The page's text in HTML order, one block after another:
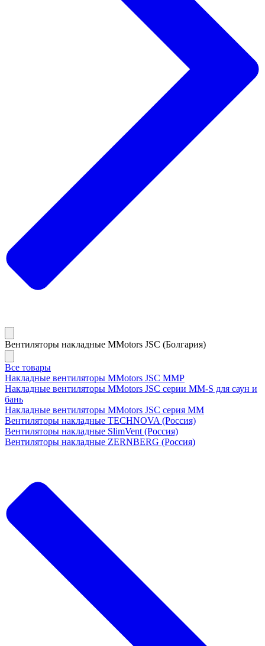
Вентиляторы накладные MMotors JSC (Болгария)
Все товары
Накладные вентиляторы MMotors JSC MMP
Накладные вентиляторы MMotors JSC серии MM-S для саун и
бань
Накладные вентиляторы MMotors JSC серия МM
Вентиляторы накладные TECHNOVA (Россия)
Вентиляторы накладные SlimVent (Россия)
Вентиляторы накладные ZERNBERG (Россия)